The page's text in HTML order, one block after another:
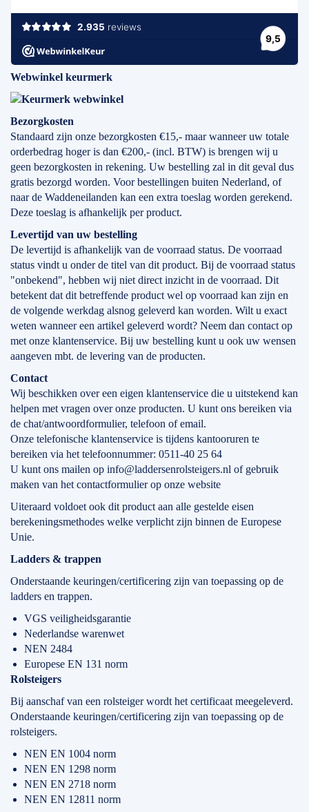
Webwinkel keurmerk
Bezorgkosten
Standaard zijn onze bezorgkosten €15,- maar wanneer uw totale
orderbedrag hoger is dan €200,- (incl. BTW) is brengen wij u
geen bezorgkosten in rekening. Uw bestelling zal in dit geval dus
gratis bezorgd worden. Voor bestellingen buiten Nederland, of
naar de Waddeneilanden kan een extra toeslag worden gerekend.
Deze toeslag is afhankelijk per product.
Levertijd van uw bestelling
De levertijd is afhankelijk van de voorraad status. De voorraad
status vindt u onder de titel van dit product. Bij de voorraad status
"onbekend", hebben wij niet direct inzicht in de voorraad. Dit
betekent dat dit betreffende product wel op voorraad kan zijn en
de volgende werkdag alsnog geleverd kan worden. Wilt u exact
weten wanneer een artikel geleverd wordt? Neem dan contact op
met onze klantenservice. Bij uw bestelling kunt u ook uw wensen
aangeven mbt. de levering van de producten.
Contact
Wij beschikken over een eigen klantenservice die u uitstekend kan
helpen met vragen over onze producten. U kunt ons bereiken via
de chat/antwoordformulier, telefoon of email.
Onze telefonische klantenservice is tijdens kantooruren te
bereiken via het telefoonnummer: 0511-40 25 64
U kunt ons mailen op info@laddersenrolsteigers.nl of gebruik
maken van het contactformulier op onze website
Uiteraard voldoet ook dit product aan alle gestelde eisen
berekeningsmethodes welke verplicht zijn binnen de Europese
Unie.
Ladders & trappen
Onderstaande keuringen/certificering zijn van toepassing op de
ladders en trappen.
VGS veiligheidsgarantie
Nederlandse warenwet
NEN 2484
Europese EN 131 norm
Rolsteigers
Bij aanschaf van een rolsteiger wordt het certificaat meegeleverd.
Onderstaande keuringen/certificering zijn van toepassing op de
rolsteigers.
NEN EN 1004 norm
NEN EN 1298 norm
NEN EN 2718 norm
NEN EN 12811 norm